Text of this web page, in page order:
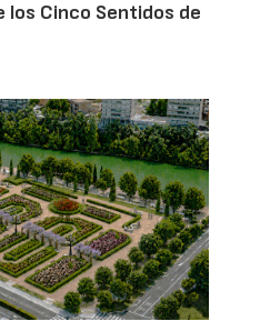
los Cinco Sentidos de